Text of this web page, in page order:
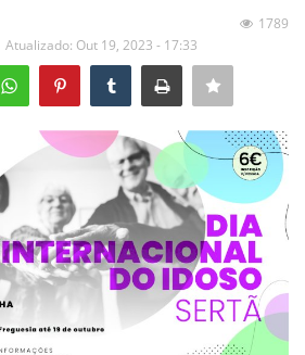
Atualizado: Out 19, 2023 - 17:33
1789